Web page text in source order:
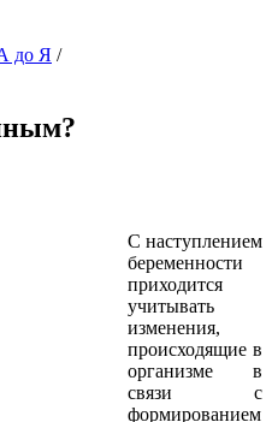
до Я /
С наступлением
беременности
приходится
учитывать
изменения,
происходящие в
организме в
связи с
формированием